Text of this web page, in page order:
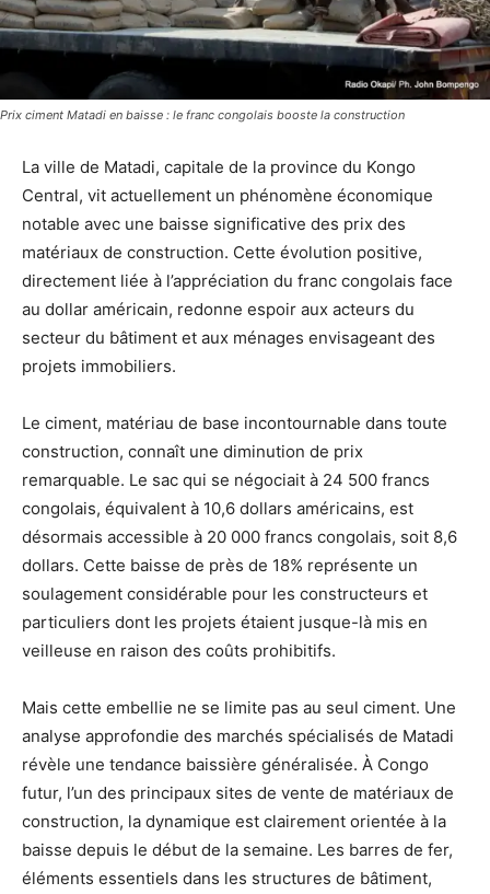
Prix ciment Matadi en baisse : le franc congolais booste la construction
La ville de Matadi, capitale de la province du Kongo
Central, vit actuellement un phénomène économique
notable avec une baisse significative des prix des
matériaux de construction. Cette évolution positive,
directement liée à l’appréciation du franc congolais face
au dollar américain, redonne espoir aux acteurs du
secteur du bâtiment et aux ménages envisageant des
projets immobiliers.
Le ciment, matériau de base incontournable dans toute
construction, connaît une diminution de prix
remarquable. Le sac qui se négociait à 24 500 francs
congolais, équivalent à 10,6 dollars américains, est
désormais accessible à 20 000 francs congolais, soit 8,6
dollars. Cette baisse de près de 18% représente un
soulagement considérable pour les constructeurs et
particuliers dont les projets étaient jusque-là mis en
veilleuse en raison des coûts prohibitifs.
Mais cette embellie ne se limite pas au seul ciment. Une
analyse approfondie des marchés spécialisés de Matadi
révèle une tendance baissière généralisée. À Congo
futur, l’un des principaux sites de vente de matériaux de
construction, la dynamique est clairement orientée à la
baisse depuis le début de la semaine. Les barres de fer,
éléments essentiels dans les structures de bâtiment,